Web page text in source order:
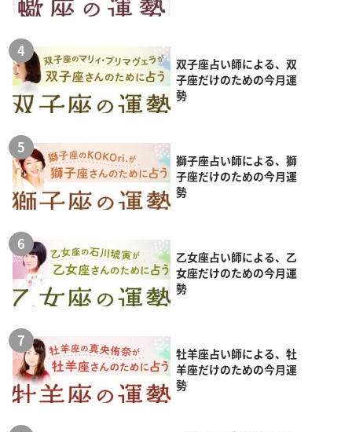
双子座占い師による、双
子座だけのための今月運
勢
獅子座占い師による、獅
子座だけのための今月運
勢
乙女座占い師による、乙
女座だけのための今月運
勢
牡羊座占い師による、牡
羊座だけのための今月運
勢